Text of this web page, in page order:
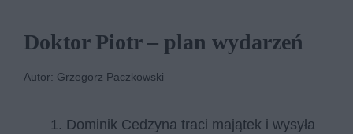
Doktor Piotr – plan wydarzeń
Autor: Grzegorz Paczkowski
Dominik Cedzyna traci majątek i wysyła